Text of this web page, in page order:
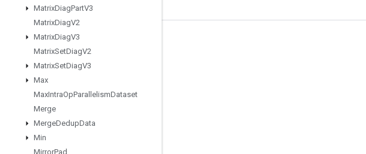
MatrixDiagPartV3
MatrixDiagV2
MatrixDiagV3
MatrixSetDiagV2
MatrixSetDiagV3
Max
MaxIntraOpParallelismDataset
Merge
MergeDedupData
Min
MirrorPad
Permanecer conectado
Blog
Fórum
Twitter
YouTube